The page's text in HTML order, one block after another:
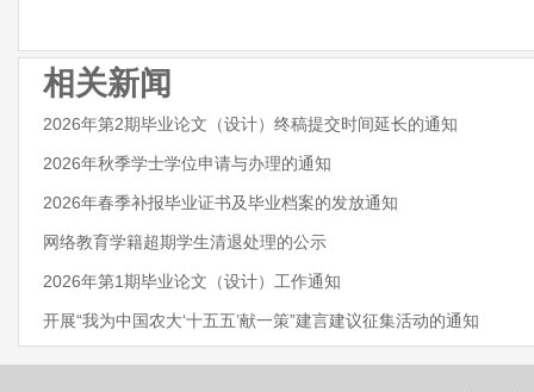
相关新闻
2026年第2期毕业论文（设计）终稿提交时间延长的通知
2026年秋季学士学位申请与办理的通知
2026年春季补报毕业证书及毕业档案的发放通知
网络教育学籍超期学生清退处理的公示
2026年第1期毕业论文（设计）工作通知
开展“我为中国农大‘十五五’献一策”建言建议征集活动的通知